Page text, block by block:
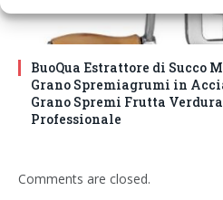
BuoQua Estrattore di Succo
Grano Spremiagrumi in
Grano Spremi Frutta
Professionale
Comments are closed.